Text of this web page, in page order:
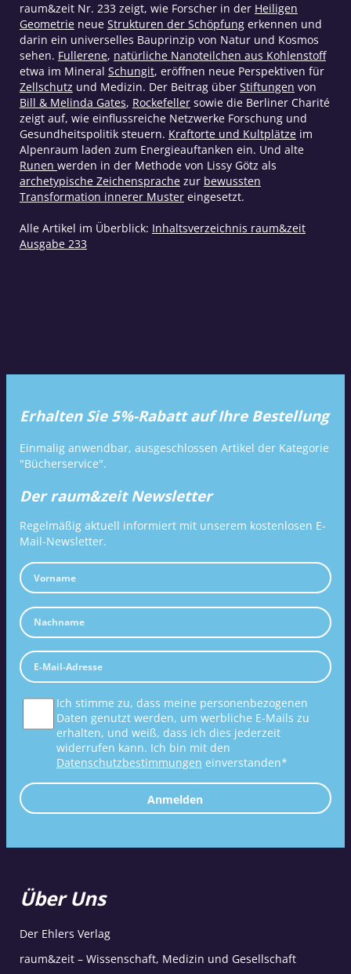
raum&zeit Nr. 233 zeigt, wie Forscher in der Heiligen
Geometrieneue Strukturen der Schöpfungerkennen und
darin ein universelles Bauprinzip von Natur und Kosmos
sehen. Fullerene, natürliche Nanoteilchen aus Kohlenstoff
etwa im Mineral Schungit, eröffnen neue Perspektiven für
Zellschutz und Medizin. Der Beitrag über Stiftungen von
Bill & Melinda Gates, Rockefellersowie die Berliner Charité
zeigt auf, wie einflussreiche Netzwerke Forschung und
Gesundheitspolitik steuern. Kraftorte und Kultplätzeim
Alpenraum laden zum Energieauftanken ein. Und alte
Runen werden in der Methode von Lissy Götz als
archetypische Zeichensprachezur bewussten
Transformation innerer Mustereingesetzt.
Alle Artikel im Überblick: Inhaltsverzeichnis raum&zeit
Ausgabe 233
Erhalten Sie 5%-Rabatt auf Ihre Bestellung
Einmalig anwendbar, ausgeschlossen Artikel der Kategorie
"Bücherservice".
Der raum&zeit Newsletter
Regelmäßig aktuell informiert mit unserem kostenlosen E-
Mail-Newsletter.
Ich stimme zu, dass meine personenbezogenen
Daten genutzt werden, um werbliche E-Mails zu
erhalten, und weiß, dass ich dies jederzeit
widerrufen kann. Ich bin mit den
Datenschutzbestimmungen einverstanden*
Anmelden
Über Uns
Der Ehlers Verlag
raum&zeit – Wissenschaft, Medizin und Gesellschaft